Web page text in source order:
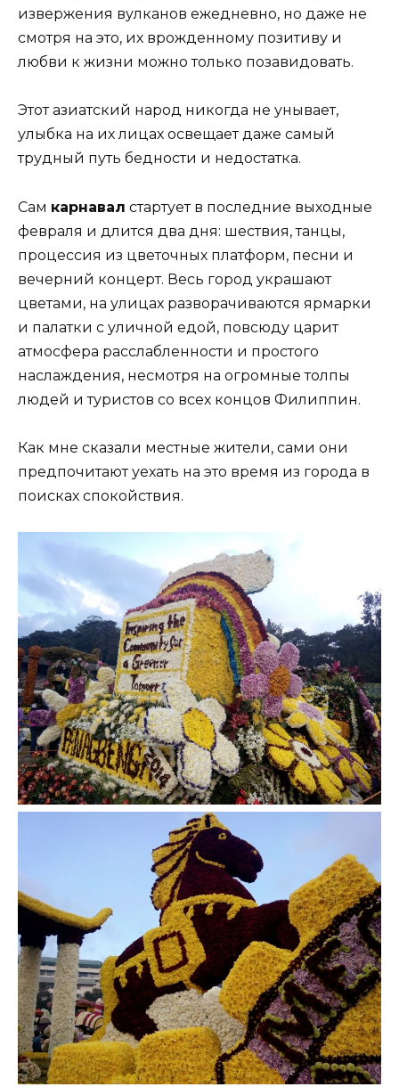
извержения вулканов ежедневно, но даже не
смотря на это, их врожденному позитиву и
любви к жизни можно только позавидовать.
Этот азиатский народ никогда не унывает,
улыбка на их лицах освещает даже самый
трудный путь бедности и недостатка.
Сам карнавал стартует в последние выходные
февраля и длится два дня: шествия, танцы,
процессия из цветочных платформ, песни и
вечерний концерт. Весь город украшают
цветами, на улицах разворачиваются ярмарки
и палатки с уличной едой, повсюду царит
атмосфера расслабленности и простого
наслаждения, несмотря на огромные толпы
людей и туристов со всех концов Филиппин.
Как мне сказали местные жители, сами они
предпочитают уехать на это время из города в
поисках спокойствия.